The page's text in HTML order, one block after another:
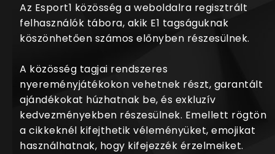
Az Esport1 közösség a weboldalra regisztrált
felhasználók tábora, akik E1 tagságuknak
köszönhetően számos előnyben részesülnek.
A közösség tagjai rendszeres
nyereményjátékokon vehetnek részt, garantált
ajándékokat húzhatnak be, és exkluzív
kedvezményekben részesülnek. Emellett rögtön
a cikkeknél kifejthetik véleményüket, emojikat
használhatnak, hogy kifejezzék érzelmeiket.